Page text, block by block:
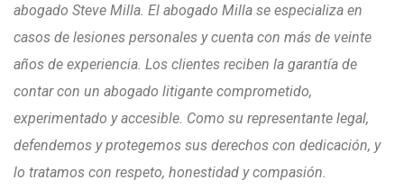
abogado Steve Milla. El abogado Milla se especializa en
casos de lesiones personales y cuenta con más de veinte
años de experiencia. Los clientes reciben la garantía de
contar con un abogado litigante comprometido,
experimentado y accesible. Como su representante legal,
defendemos y protegemos sus derechos con dedicación, y
lo tratamos con respeto, honestidad y compasión.